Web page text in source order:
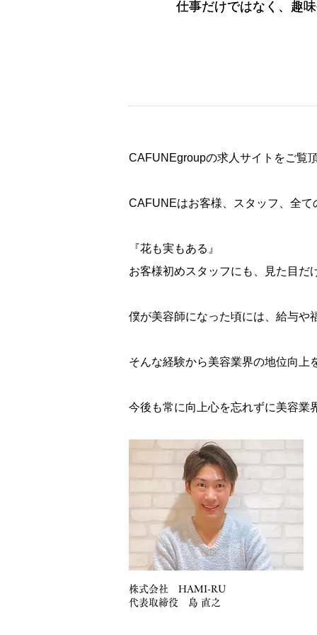
仕事だけではなく、趣
仕事だけではなく、趣
CAFUNEgroupの求人サイトをご覧
CAFUNEはお客様、スタッフ、全
『花も実もある』
お客様初めスタッフにも、見た目だ
僕が美容師になった頃には、給与や
そんな経験から美容業界の地位向上
今後も常に向上心を忘れずに美容業
株式会社 HAMI-RU
代表取締役 島 直之